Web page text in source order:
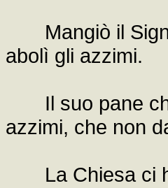
Mangiò il
abolì gli azzimi.
Il suo pane che
azzimi, che non
La Chiesa ci